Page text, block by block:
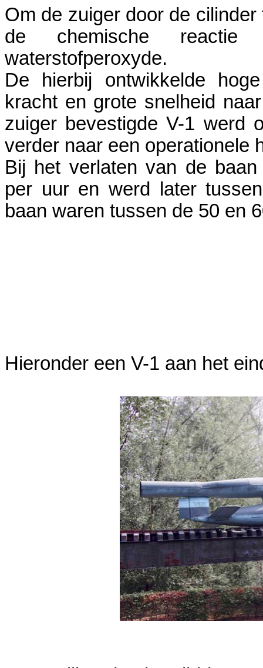
Om de zuiger door de
de chemische reactie
waterstofperoxyde.
De hierbij ontwikkelde
kracht en grote snelheid
zuiger bevestigde V-1 werd
verder naar een operationele
Bij het verlaten van de
per uur en werd later
baan waren tussen de 50 en
Hieronder een V-1 aan het